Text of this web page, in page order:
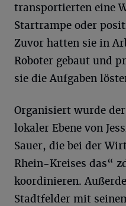
transportierten eine
Startrampe oder
Zuvor hatten sie in
Roboter gebaut und
sie die Aufgaben
Organisiert wurde
lokaler Ebene von
Sauer, die bei der
Rhein-Kreises das“
koordinieren.
Stadtfelder mit